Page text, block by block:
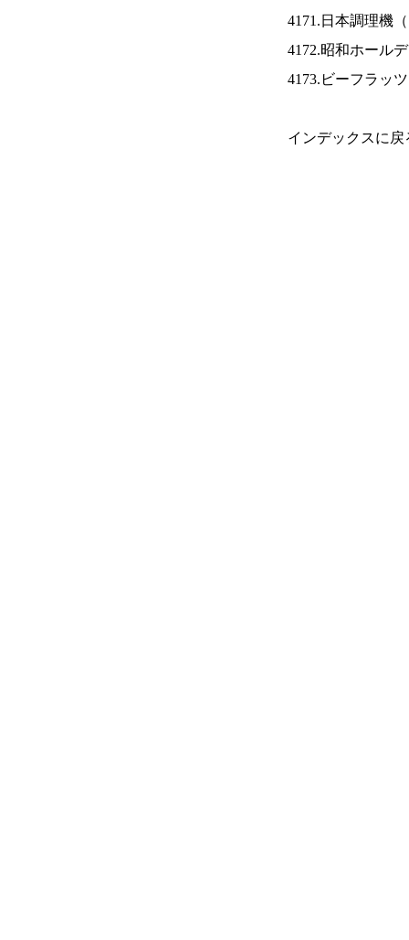
4171.日本調理機（
4172.昭和ホール
4173.ビーフラッ
インデックスに戻